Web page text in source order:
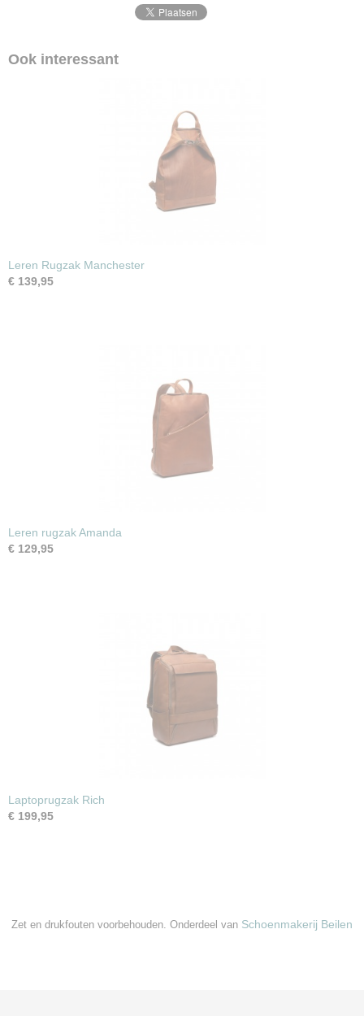
Ook interessant
Leren Rugzak Manchester
€ 139,95
Leren rugzak Amanda
€ 129,95
Laptoprugzak Rich
€ 199,95
Zet en drukfouten voorbehouden. Onderdeel van Schoenmakerij Beilen